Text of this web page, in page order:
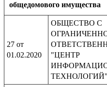
общедомового имущества
27 от
01.02.2020
ОБЩЕСТВО С
"ЦЕНТР
ТЕХНОЛОГИЙ"